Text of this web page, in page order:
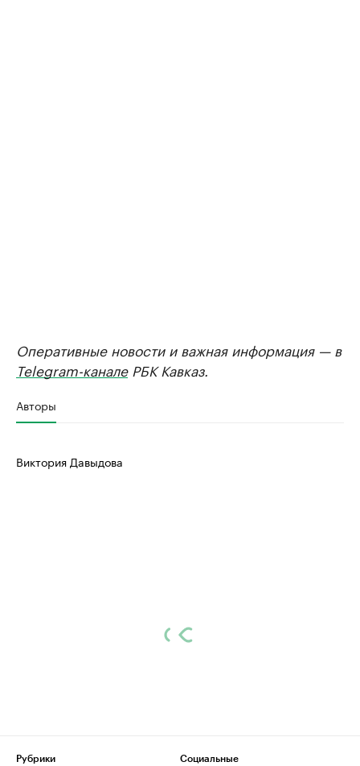
Оперативные новости и важная информация — в
Telegram-каналеРБК Кавказ.
Авторы
Виктория Давыдова
Рубрики
Социальные